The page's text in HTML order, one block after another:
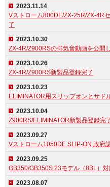
2023.11.14
Vストローム800DE/ZX-25R/ZX-4R
了
2023.10.30
ZX-4R/Z900RSの排気音動画を公開
2023.10.26
ZX-4R/Z900RS新製品登録完了
2023.10.23
ELIMINATOR用スリップオンとサド
2023.10.04
Z900RS/ELIMINATOR新製品登録完
2023.09.27
Vストローム1050DE SLIP-ON 政府
2023.09.25
GB350/GB350S 23モデル（8BL）
2023.08.07